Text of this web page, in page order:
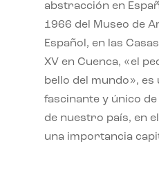
abstracción en
1966 del Museo de
Español, en las
XV en Cuenca, «el
bello del mundo», es
fascinante y único
de nuestro país, en
una importancia